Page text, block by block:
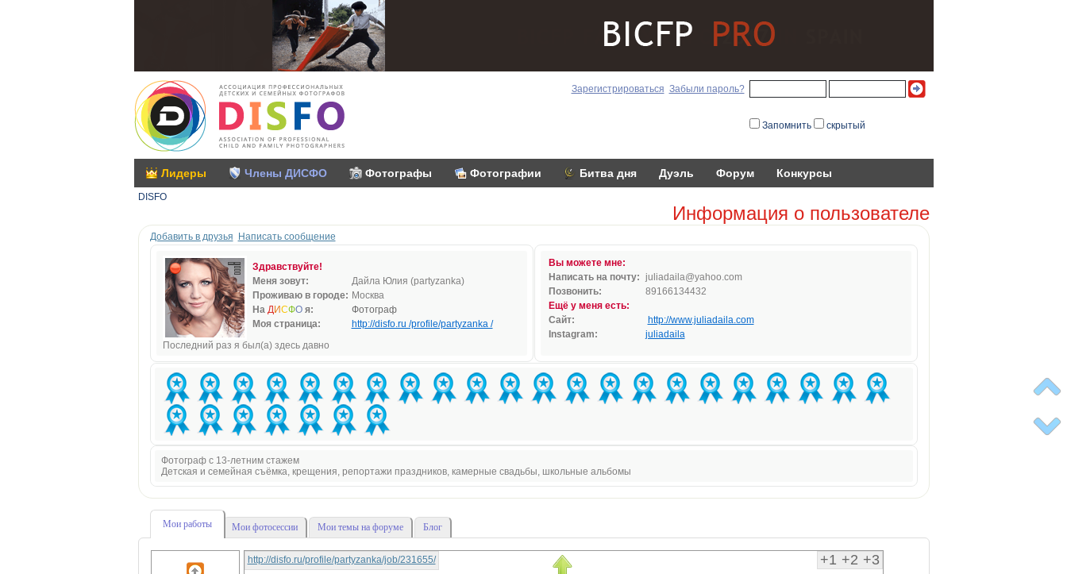
Зарегистрироваться Забыли пароль?
Запомнить скрытый
Лидеры Члены ДИСФО Фотографы Фотографии Битва дня Дуэль Форум Конкурсы
DISFO
Информация о пользователе
Добавить в друзья Написать сообщение
Здравствуйте!
Меня зовут:
Дайла Юлия (partyzanka)
Проживаю в городе: Москва
На ДИСФОя:
Фотограф
Моя страница:
http://disfo.ru /profile/partyzanka /
Последний раз я был(а) здесь давно
Вы можете мне:
Написать на почту: juliadaila@yahoo.com
Позвонить:
89166134432
Ещё у меня есть:
Сайт:
http://www.juliadaila.com
Instagram:
juliadaila
Фотограф с 13-летним стажем
Детская и семейная съёмка, крещения, репортажи праздников, камерные свадьбы, школьные альбомы
Мои работы Мои фотосессии Мои темы на форуме Блог
+1 +2 +3
http://disfo.ru/profile/partyzanka/job/231655/